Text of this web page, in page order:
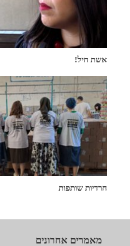
אשת חיל!
חרדיות שותפות
מאמרים אחרונים